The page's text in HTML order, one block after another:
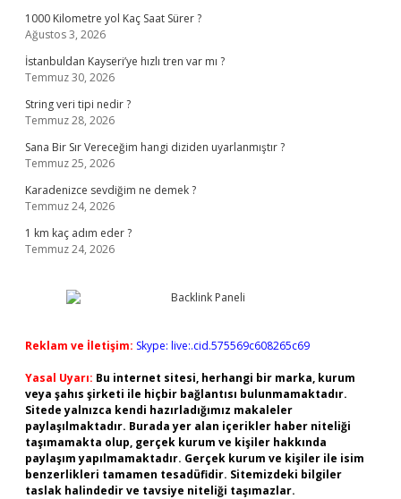
1000 Kilometre yol Kaç Saat Sürer ?
Ağustos 3, 2026
İstanbuldan Kayseri’ye hızlı tren var mı ?
Temmuz 30, 2026
String veri tipi nedir ?
Temmuz 28, 2026
Sana Bir Sır Vereceğim hangi diziden uyarlanmıştır ?
Temmuz 25, 2026
Karadenizce sevdiğim ne demek ?
Temmuz 24, 2026
1 km kaç adım eder ?
Temmuz 24, 2026
Reklam ve İletişim: Skype: live:.cid.575569c608265c69
Yasal Uyarı: Bu internet sitesi, herhangi bir marka, kurum
veya şahıs şirketi ile hiçbir bağlantısı bulunmamaktadır.
Sitede yalnızca kendi hazırladığımız makaleler
paylaşılmaktadır. Burada yer alan içerikler haber niteliği
taşımamakta olup, gerçek kurum ve kişiler hakkında
paylaşım yapılmamaktadır. Gerçek kurum ve kişiler ile isim
benzerlikleri tamamen tesadüfidir. Sitemizdeki bilgiler
taslak halindedir ve tavsiye niteliği taşımazlar.